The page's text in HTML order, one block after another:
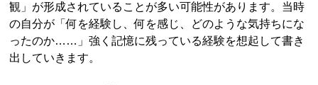
観」が形成されていることが多い可能性があります。当時
の自分が「何を経験し、何を感じ、どのような気持ちにな
ったのか……」強く記憶に残っている経験を想起して書き
出していきます。